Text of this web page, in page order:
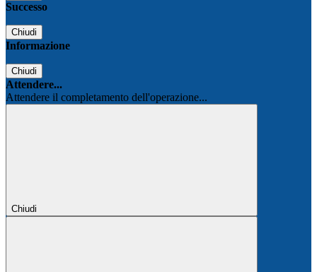
Successo
Chiudi
Informazione
Chiudi
Attendere...
Attendere il completamento dell'operazione...
Chiudi